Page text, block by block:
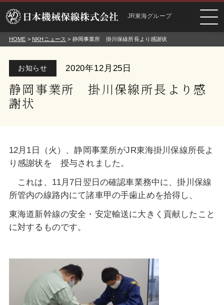
JR東海グループ
HOME > NKHニュース > 静岡事業所 掛川保線所長より感謝状
お知らせ 2020年12月25日
静岡事業所 掛川保線所長より感
謝状
12月1日（火）、静岡事業所がJR東海掛川保線所長よ
り感謝状を 授与されました。
これは、11月7日翌日の確認車業務中に、掛川保線
所管内の線路内にて諸車甲の手歯止めを拾得し、
東海道新幹線の安全・安定輸送に大きく貢献したこと
に対するものです。